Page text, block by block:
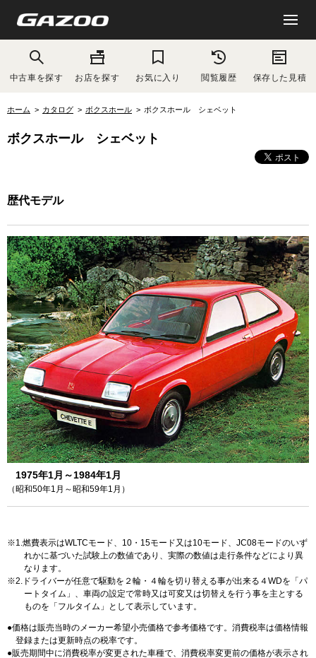
中古車を探す お店を探す お気に入り 閲覧履歴 保存した見積
ホーム カタログ ボクスホール ボクスホール シェベット
ボクスホール シェベット
歴代モデル
1975年1月～1984年1月
（昭和50年1月～昭和59年1月）
1.燃費表示はWLTCモード、10・15モード又は10モード、JC08モードのいず
れかに基づいた試験上の数値であり、実際の数値は走行条件などにより異
なります。
2.ドライバーが任意で駆動を２輪・４輪を切り替える事が出来る４WDを「パ
ートタイム」、車両の設定で常時又は可変又は切替えを行う事を主とする
ものを「フルタイム」として表示しています。
価格は販売当時のメーカー希望小売価格で参考価格です。消費税率は価格情報
登録または更新時点の税率です。
販売期間中に消費税率が変更された車種で、消費税率変更前の価格が表示され